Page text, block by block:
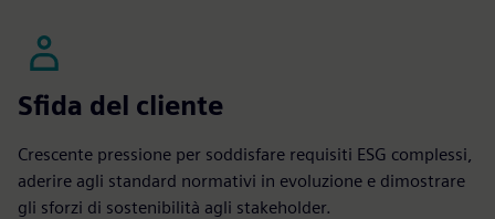
Sfida del cliente
Crescente pressione per soddisfare requisiti ESG complessi,
aderire agli standard normativi in evoluzione e dimostrare
gli sforzi di sostenibilità agli stakeholder.